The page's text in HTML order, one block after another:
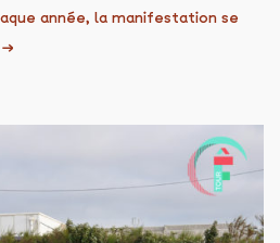
année, la manifestation se
→